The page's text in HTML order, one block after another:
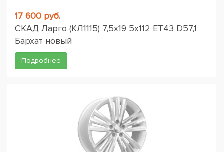
17 600 руб.
СКАД Ларго (КЛ1115) 7,5x19 5x112 ET43 D57,1
Бархат новый
Подробнее